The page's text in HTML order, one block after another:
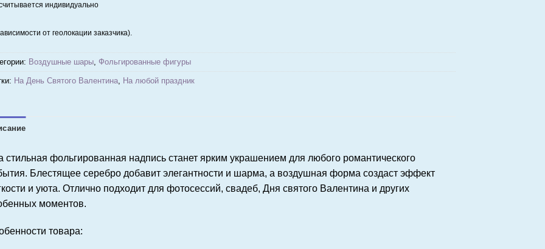
индивидуально
от геолокации заказчика).
Воздушные шары, Фольгированные фигуры
На День Святого Валентина, На любой праздник
стильная фольгированная надпись станет ярким украшением для любого романтического
Блестящее серебро добавит элегантности и шарма, а воздушная форма создаст эффект
и уюта. Отлично подходит для фотосессий, свадеб, Дня святого Валентина и других
моментов.
товара: